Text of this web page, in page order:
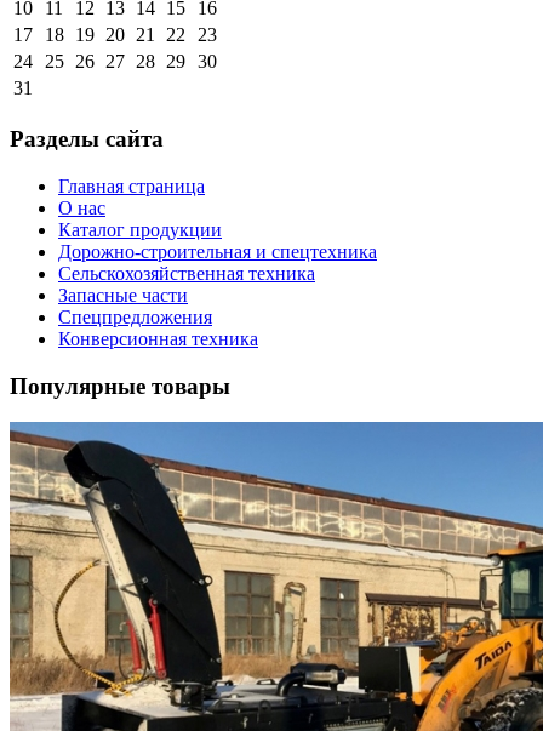
10
11 12 13 14 15
16
17
18 19 20 21 22 23
24 25 26 27 28 29 30
31
Разделы сайта
Главная страница
О нас
Каталог продукции
Дорожно-строительная и спецтехника
Сельскохозяйственная техника
Запасные части
Спецпредложения
Конверсионная техника
Популярные товары